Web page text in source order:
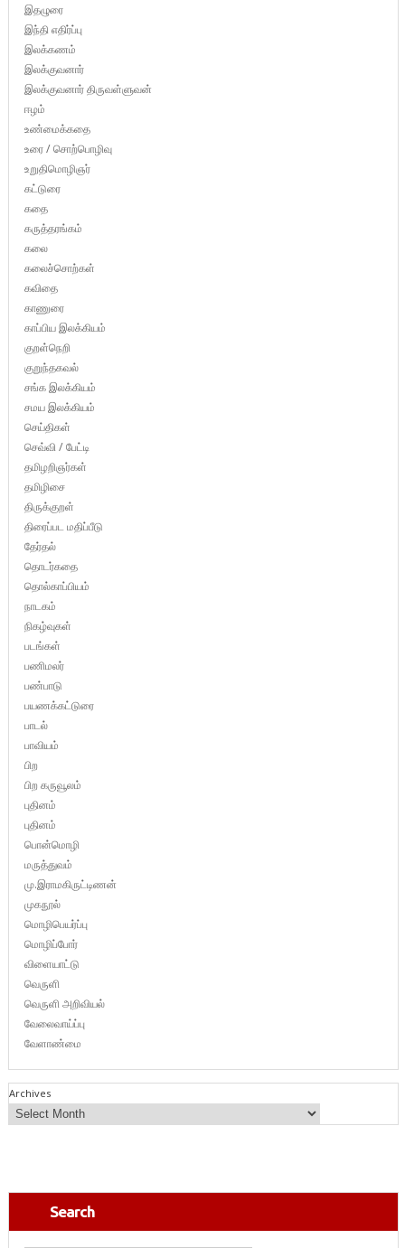
இதழுரை
இந்தி எதிர்ப்பு
இலக்கணம்
இலக்குவனார்
இலக்குவனார் திருவள்ளுவன்
ஈழம்
உண்மைக்கதை
உரை / சொற்பொழிவு
உறுதிமொழிஞர்
கட்டுரை
கதை
கருத்தரங்கம்
கலை
கலைச்சொற்கள்
கவிதை
காணுரை
காப்பிய இலக்கியம்
குறள்நெறி
குறுந்தகவல்
சங்க இலக்கியம்
சமய இலக்கியம்
செய்திகள்
செவ்வி / பேட்டி
தமிழறிஞர்கள்
தமிழிசை
திருக்குறள்
திரைப்பட மதிப்பீடு
தேர்தல்
தொடர்கதை
தொல்காப்பியம்
நாடகம்
நிகழ்வுகள்
படங்கள்
பணிமலர்
பண்பாடு
பயணக்கட்டுரை
பாடல்
பாவியம்
பிற
பிற கருவூலம்
புதினம்
புதினம்
பொன்மொழி
மருத்துவம்
மு.இராமகிருட்டிணன்
முகநூல்
மொழிபெயர்ப்பு
மொழிப்போர்
விளையாட்டு
வெருளி
வெருளி அறிவியல்
வேலைவாய்ப்பு
வேளாண்மை
Archives
Search